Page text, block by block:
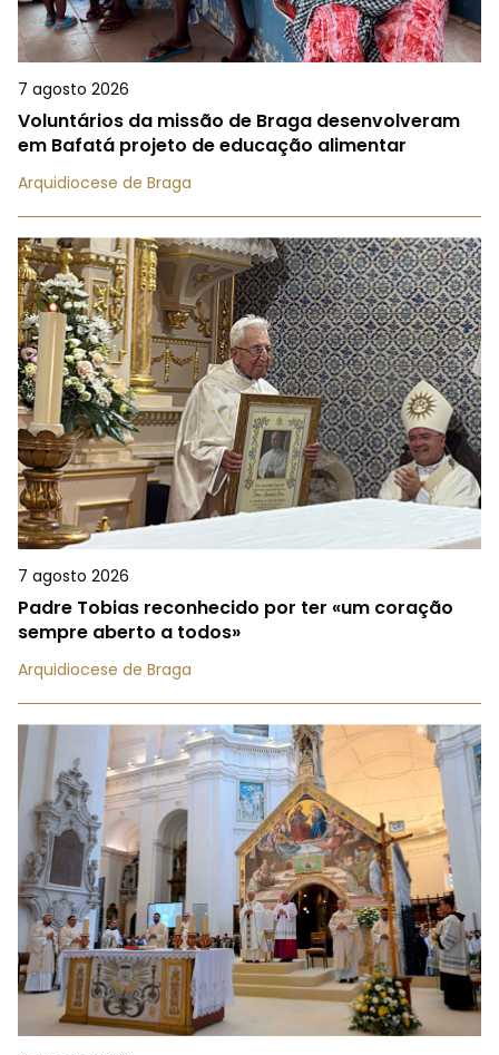
7 agosto 2026
Voluntários da missão de Braga desenvolveram
em Bafatá projeto de educação alimentar
Arquidiocese de Braga
7 agosto 2026
Padre Tobias reconhecido por ter «um coração
sempre aberto a todos»
Arquidiocese de Braga